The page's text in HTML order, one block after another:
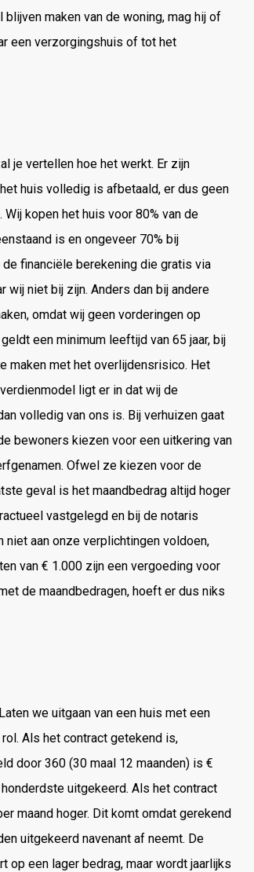
maken van de woning, mag hij of
een verzorgingshuis of tot het
je vertellen hoe het werkt. Er zijn
huis volledig is afbetaald, er dus geen
kopen het huis voor 80% van de
is en ongeveer 70% bij
financiële berekening die gratis via
wij niet bij zijn. Anders dan bij andere
omdat wij geen vorderingen op
een minimum leeftijd van 65 jaar, bij
maken met het overlijdensrisico. Het
ligt er in dat wij de
volledig van ons is. Bij verhuizen gaat
bewoners kiezen voor een uitkering van
Ofwel ze kiezen voor de
geval is het maandbedrag altijd hoger
vastgelegd en bij de notaris
niet aan onze verplichtingen voldoen,
van € 1.000 zijn een vergoeding voor
de maandbedragen, hoeft er dus niks
we uitgaan van een huis met een
Als het contract getekend is,
door 360 (30 maal 12 maanden) is €
uitgekeerd. Als het contract
maand hoger. Dit komt omdat gerekend
uitgekeerd navenant af neemt. De
een lager bedrag, maar wordt jaarlijks